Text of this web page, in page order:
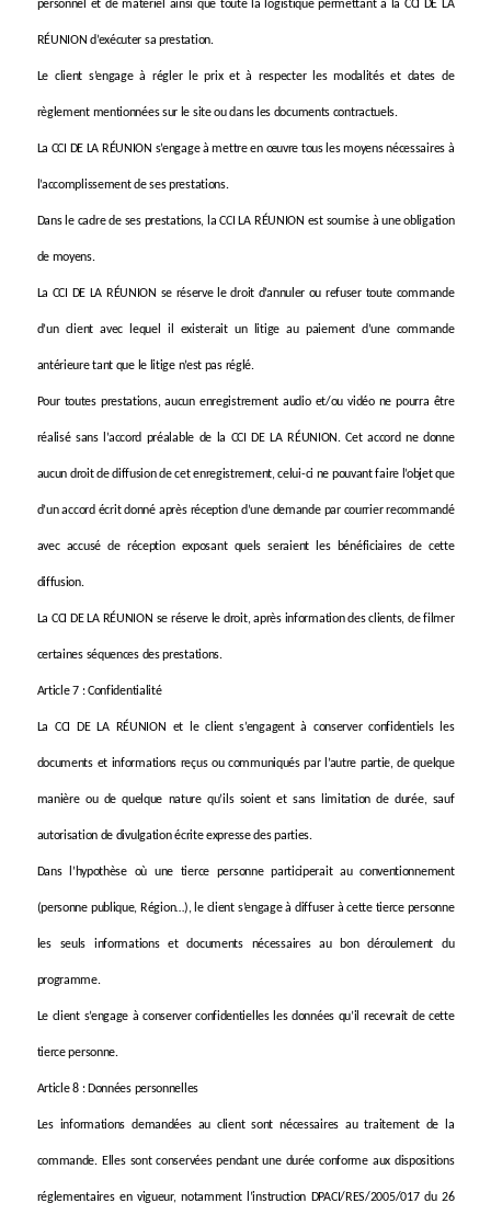
personnel et de matériel ainsi que toute la logistique permettant à la CCI DE LA
RÉUNION d’exécuter sa prestation.
Le client s’engage à régler le prix et à respecter les modalités et dates de
règlement mentionnées sur le site ou dans les documents contractuels.
La CCI DE LA RÉUNION s’engage à mettre en œuvre tous les moyens nécessaires à
l’accomplissement de ses prestations.
Dans le cadre de ses prestations, la CCI LA RÉUNION est soumise à une obligation
de moyens.
La CCI DE LA RÉUNION se réserve le droit d’annuler ou refuser toute commande
d’un client avec lequel il existerait un litige au paiement d’une commande
antérieure tant que le litige n’est pas réglé.
Pour toutes prestations, aucun enregistrement audio et/ou vidéo ne pourra être
réalisé sans l’accord préalable de la CCI DE LA RÉUNION. Cet accord ne donne
aucun droit de diffusion de cet enregistrement, celui-ci ne pouvant faire l’objet que
d’un accord écrit donné après réception d’une demande par courrier recommandé
avec accusé de réception exposant quels seraient les bénéficiaires de cette
diffusion.
La CCI DE LA RÉUNION se réserve le droit, après information des clients, de filmer
certaines séquences des prestations.
Article 7 : Confidentialité
La CCI DE LA RÉUNION et le client s’engagent à conserver confidentiels les
documents et informations reçus ou communiqués par l’autre partie, de quelque
manière ou de quelque nature qu’ils soient et sans limitation de durée, sauf
autorisation de divulgation écrite expresse des parties.
Dans l’hypothèse où une tierce personne participerait au conventionnement
(personne publique, Région…), le client s’engage à diffuser à cette tierce personne
les seuls informations et documents nécessaires au bon déroulement du
programme.
Le client s’engage à conserver confidentielles les données qu’il recevrait de cette
tierce personne.
Article 8 : Données personnelles
Les informations demandées au client sont nécessaires au traitement de la
commande. Elles sont conservées pendant une durée conforme aux dispositions
réglementaires en vigueur, notamment l’instruction DPACI/RES/2005/017 du 26